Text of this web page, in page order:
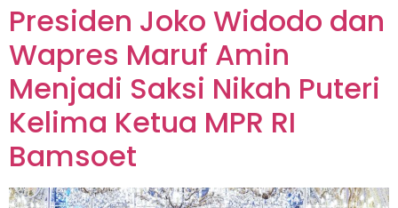
Presiden Joko Widodo dan
Wapres Maruf Amin
Menjadi Saksi Nikah Puteri
Kelima Ketua MPR RI
Bamsoet